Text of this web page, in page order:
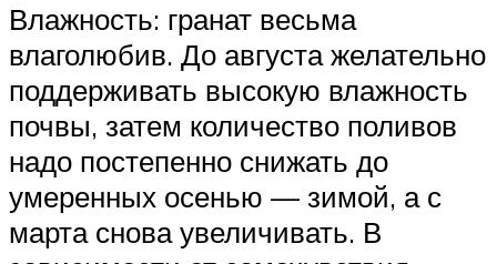
Влажность: гранат весьма
влаголюбив. До августа желательно
поддерживать высокую влажность
почвы, затем количество поливов
надо постепенно снижать до
умеренных осенью — зимой, а с
марта снова увеличивать. В